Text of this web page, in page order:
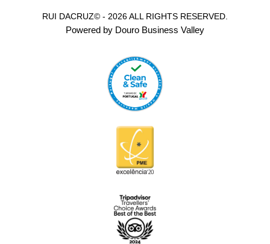
RUI DACRUZ© - 2026 ALL RIGHTS RESERVED.
Powered by Douro Business Valley